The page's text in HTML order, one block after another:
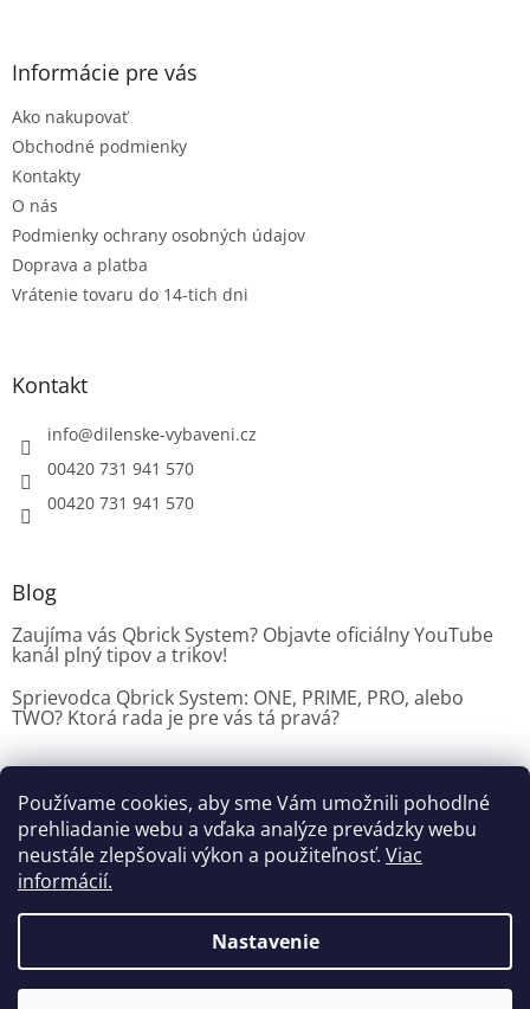
Používame cookies, aby sme Vám umožnili pohodlné
prehliadanie webu a vďaka analýze prevádzky webu
neustále zlepšovali výkon a použiteľnosť. Viac
informácií.
Nastavenie
Informácie pre vás
Ako nakupovať
Obchodné podmienky
Kontakty
O nás
Podmienky ochrany osobných údajov
Doprava a platba
Vrátenie tovaru do 14-tich dni
Kontakt
info@dilenske-vybaveni.cz
00420 731 941 570
00420 731 941 570
Blog
Zaujíma vás Qbrick System? Objavte oficiálny YouTube
kanál plný tipov a trikov!
Sprievodca Qbrick System: ONE, PRIME, PRO, alebo
TWO? Ktorá rada je pre vás tá pravá?
Dílenské vybavení CZ
Copyright 2026Dielenske vybavenie. Všetky práva